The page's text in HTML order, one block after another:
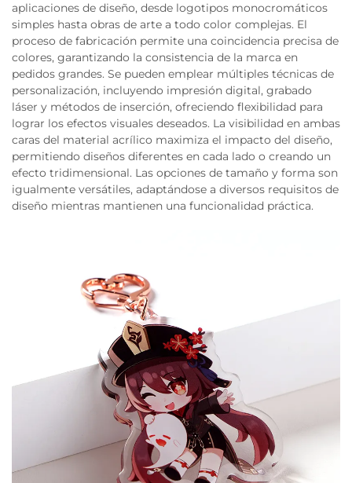
aplicaciones de diseño, desde logotipos monocromáticos
simples hasta obras de arte a todo color complejas. El
proceso de fabricación permite una coincidencia precisa de
colores, garantizando la consistencia de la marca en
pedidos grandes. Se pueden emplear múltiples técnicas de
personalización, incluyendo impresión digital, grabado
láser y métodos de inserción, ofreciendo flexibilidad para
lograr los efectos visuales deseados. La visibilidad en ambas
caras del material acrílico maximiza el impacto del diseño,
permitiendo diseños diferentes en cada lado o creando un
efecto tridimensional. Las opciones de tamaño y forma son
igualmente versátiles, adaptándose a diversos requisitos de
diseño mientras mantienen una funcionalidad práctica.